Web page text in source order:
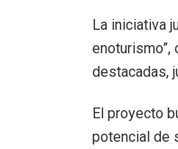
La iniciativa
destacadas,
El proyecto
potencial de